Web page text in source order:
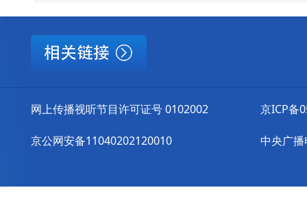
网上传播视听节目许可证号 0102002
京公网安备11040202120010
京ICP备
中央广